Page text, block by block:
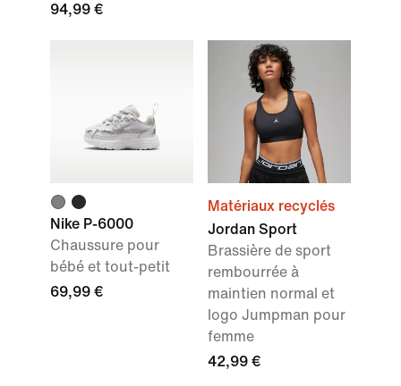
94,99 €
Nike P-6000
Chaussure pour
bébé et tout-petit
69,99 €
Matériaux recyclés
Jordan Sport
Brassière de sport
rembourrée à
maintien normal et
logo Jumpman pour
femme
42,99 €